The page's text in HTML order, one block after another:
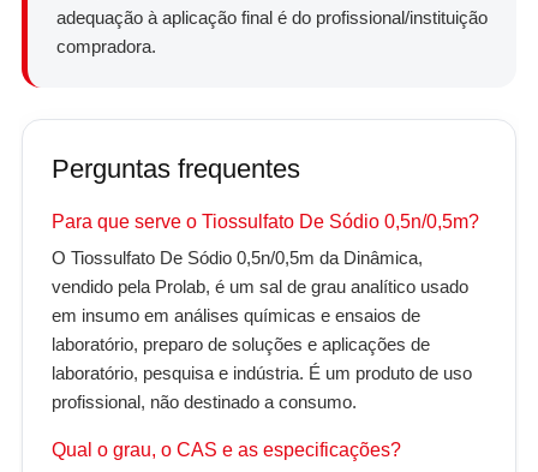
adequação à aplicação final é do profissional/instituição
compradora.
Perguntas frequentes
Para que serve o Tiossulfato De Sódio 0,5n/0,5m?
O Tiossulfato De Sódio 0,5n/0,5m da Dinâmica,
vendido pela Prolab, é um sal de grau analítico usado
em insumo em análises químicas e ensaios de
laboratório, preparo de soluções e aplicações de
laboratório, pesquisa e indústria. É um produto de uso
profissional, não destinado a consumo.
Qual o grau, o CAS e as especificações?